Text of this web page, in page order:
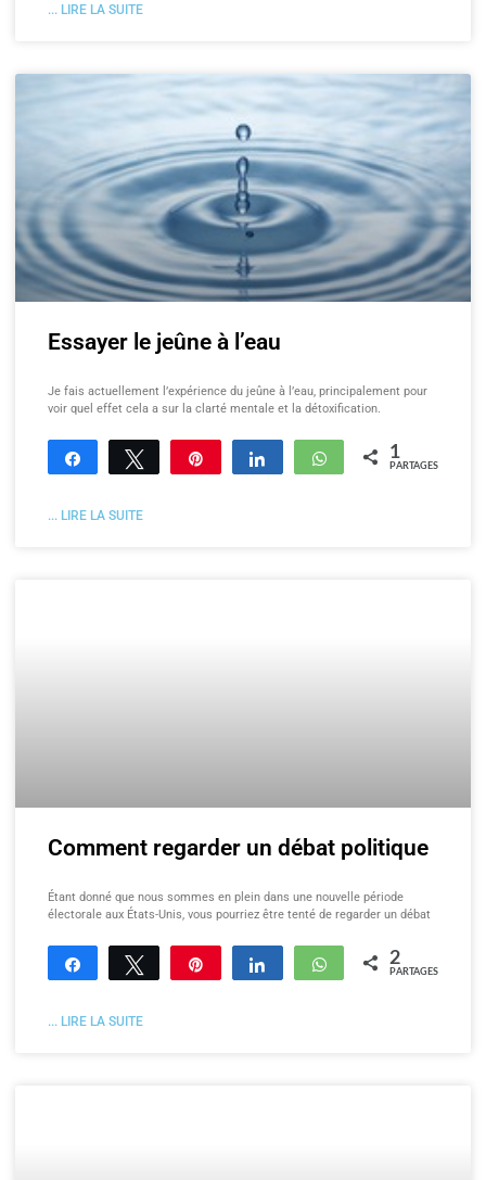
... LIRE LA SUITE
Essayer le jeûne à l’eau
Je fais actuellement l’expérience du jeûne à l’eau, principalement pour
voir quel effet cela a sur la clarté mentale et la détoxification.
Partagez Tweetez Enregistrer Partagez WhatsApp
1
PARTAGES
... LIRE LA SUITE
Comment regarder un débat politique
Étant donné que nous sommes en plein dans une nouvelle période
électorale aux États-Unis, vous pourriez être tenté de regarder un débat
Partagez Tweetez Enregistrer Partagez WhatsApp
2
PARTAGES
... LIRE LA SUITE